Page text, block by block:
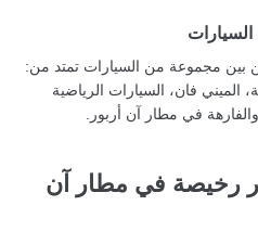
بين مجموعة من السيارات تمتد من:
الميني فان، السيارات الرياضية
في مطار آن أربور.
رخيصة في مطار آن